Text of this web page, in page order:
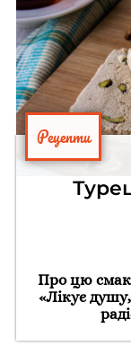
Рецепти
Про цю
«Лікує